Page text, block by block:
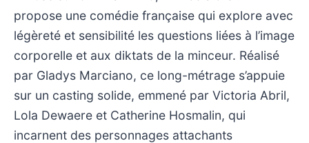
propose une comédie française qui explore avec
légèreté et sensibilité les questions liées à l’image
corporelle et aux diktats de la minceur. Réalisé
par Gladys Marciano, ce long-métrage s’appuie
sur un casting solide, emmené par Victoria Abril,
Lola Dewaere et Catherine Hosmalin, qui
incarnent des personnages attachants